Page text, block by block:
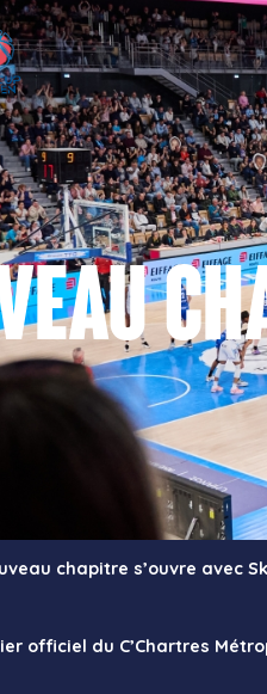
chapitre s’ouvre avec
officiel du C’Chartres